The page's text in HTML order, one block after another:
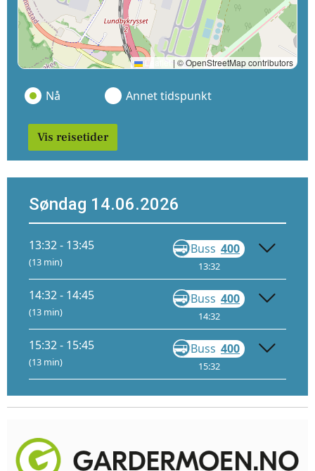
Leaflet | © OpenStreetMap contributors
Nå Annet tidspunkt
Vis reisetider
Søndag 14.06.2026
13:32 - 13:45
(13 min)
Buss 400
13:32
14:32 - 14:45
(13 min)
Buss 400
14:32
15:32 - 15:45
(13 min)
Buss 400
15:32